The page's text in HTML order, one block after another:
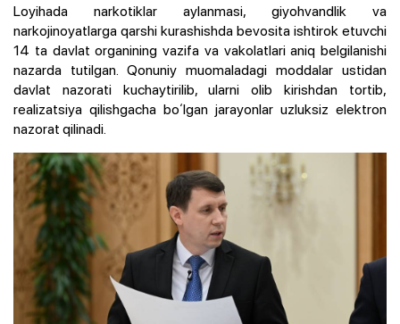
Loyihada narkotiklar aylanmasi, giyohvandlik va
narkojinoyatlarga qarshi kurashishda bevosita ishtirok etuvchi
14 ta davlat organining vazifa va vakolatlari aniq belgilanishi
nazarda tutilgan. Qonuniy muomaladagi moddalar ustidan
davlat nazorati kuchaytirilib, ularni olib kirishdan tortib,
realizatsiya qilishgacha boʻlgan jarayonlar uzluksiz elektron
nazorat qilinadi.